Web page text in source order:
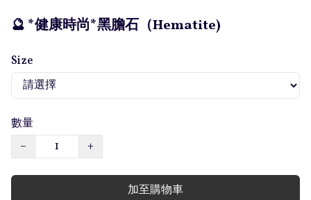
🔮 *健康時尚*黑膽石（Hematite)
Size
數量
−
+
加至購物車